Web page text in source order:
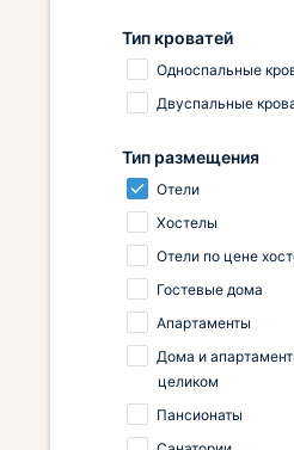
Тип кроватей
Односпальные
Двуспальные
Тип размещения
Отели
Хостелы
Отели по цене
Гостевые дома
Апартаменты
Дома и
целиком
Пансионаты